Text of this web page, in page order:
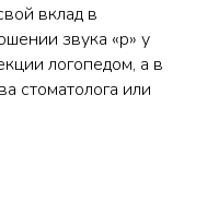
вклад в
звука «р» у
логопедом, а в
стоматолога или